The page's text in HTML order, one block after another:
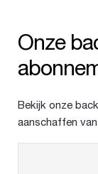
Onze
Bekijk onze
aanschaffen